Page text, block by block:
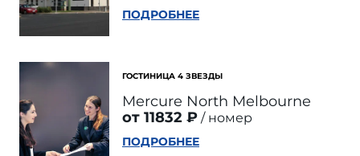
ПОДРОБНЕЕ
ГОСТИНИЦА 4 ЗВЕЗДЫ
Mercure North Melbourne
от 11832 ₽
номер
ПОДРОБНЕЕ